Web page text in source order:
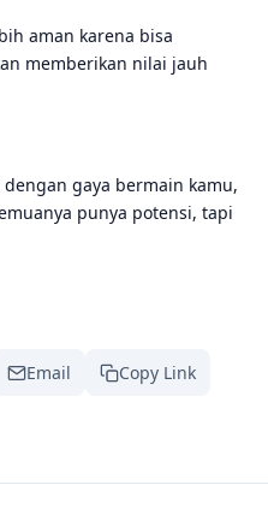
aman karena bisa
memberikan nilai jauh
gaya bermain kamu,
punya potensi, tapi
Email Copy Link